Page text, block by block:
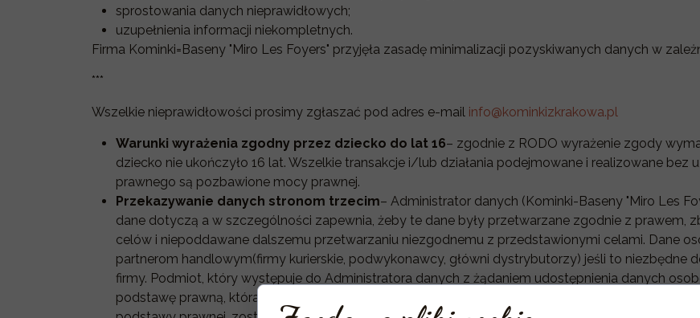
sprostowania danych nieprawidłowych;
uzupełnienia informacji niekompletnych.
Firma Kominki=Baseny "Miro Les Foyers" przyjęła zasadę minimalizacji pozyskiwanych danych w
***
Wszelkie nieprawidłowości prosimy zgłaszać pod adres e-mail info@kominkizkrakowa.pl
Warunki wyrażenia zgodny przez dziecko do lat 16– zgodnie z RODO wyrażenie zgody
dziecko nie ukończyło 16 lat. Wszelkie transakcje i/lub działania podejmowane i realizowane
prawnego są pozbawione mocy prawnej.
Przekazywanie danych stronom trzecim– Administrator danych (Kominki-Baseny "Miro Les
dane dotyczą a w szczególności zapewnia, żeby te dane były przetwarzane zgodnie z prawem,
celów i niepoddawane dalszemu przetwarzaniu niezgodnemu z przedstawionymi celami. Dane
partnerom handlowym(firmy kurierskie, podwykonawcy, główni dystrybutorzy) jeśli to niezbędne
firmy. Podmiot, który występuje do Administratora danych z żądaniem udostępnienia danych
podstawę prawną, która usprawiedliwi takie żądanie. W przeciwnym razie żądanie takie zostanie